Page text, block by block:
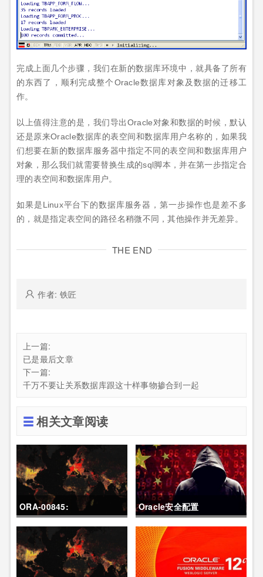
完成上面几个步骤，我们在新的数据库环境中，就具备了所有
的东西了，顺利完成整个Oracle数据库对象及数据的迁移工
作。
以上值得注意的是，我们导出Oracle对象和数据的时候，默认
还是原来Oracle数据库的表空间和数据库用户名称的，如果我
们想要在新的数据库服务器中指定不同的表空间和数据库用户
对象，那么我们就需要替换生成的sql脚本，并在第一步指定合
理的表空间和数据库用户。
如果是Linux平台下的数据库服务器，第一步操作也是差不多
的，就是指定表空间的路径名稍微不同，其他操作并无差异。
THE END
作者: 铁匠
上一篇:
已是最后文章
下一篇:
千万不要让关系数据库跟这十样事物掺合到一起
相关文章阅读
ORA-00845:
MEMORY_TARGET not
supported on this
system问题处理
Oracle安全配置